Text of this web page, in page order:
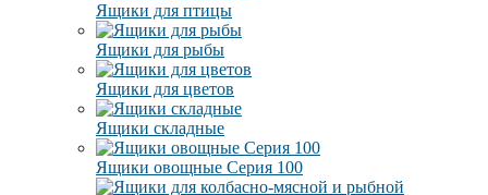
Ящики для птицы
Ящики для рыбы
Ящики для цветов
Ящики складные
Ящики овощные Серия 100